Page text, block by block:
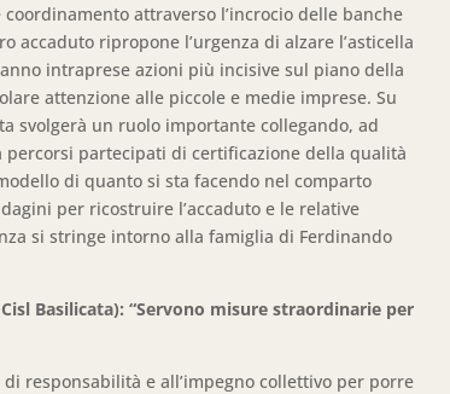
attraverso l’incrocio delle banche
accaduto ripropone l’urgenza di alzare l’asticella
intraprese azioni più incisive sul piano della
attenzione alle piccole e medie imprese. Su
svolgerà un ruolo importante collegando, ad
percorsi partecipati di certificazione della qualità
di quanto si sta facendo nel comparto
per ricostruire l’accaduto e le relative
si stringe intorno alla famiglia di Ferdinando
Basilicata): “Servono misure straordinarie per
responsabilità e all’impegno collettivo per porre